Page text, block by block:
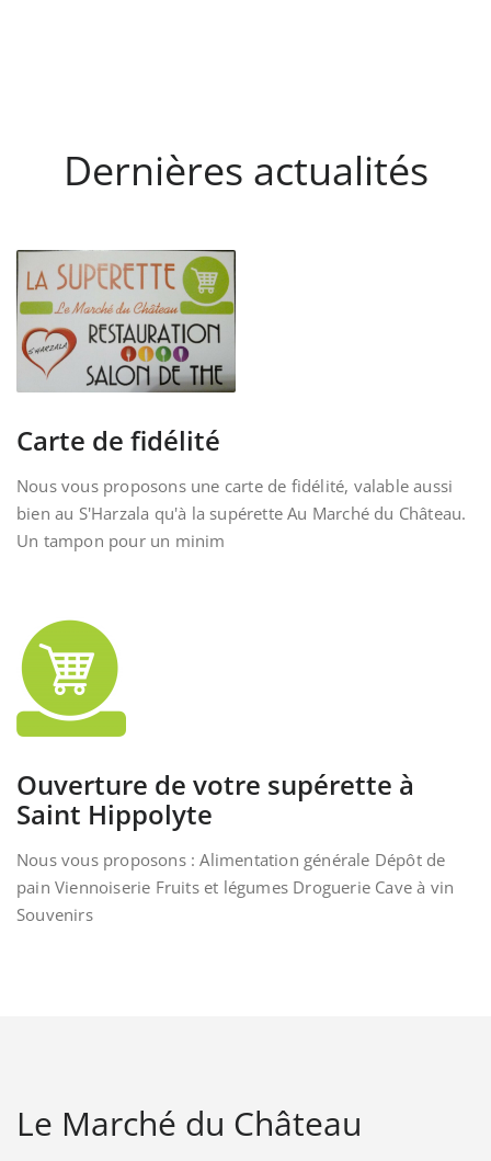
Dernières actualités
Carte de fidélité
Nous vous proposons une carte de fidélité, valable aussi
bien au S'Harzala qu'à la supérette Au Marché du Château.
Un tampon pour un minim
Ouverture de votre supérette à
Saint Hippolyte
Nous vous proposons : Alimentation générale Dépôt de
pain Viennoiserie Fruits et légumes Droguerie Cave à vin
Souvenirs
Le Marché du Château